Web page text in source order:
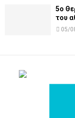
5ο
του
05/